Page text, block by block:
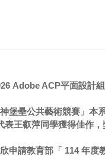
Adobe ACP平面設計
堡壘公共藝術競賽」本
表王叡萍同學獲得佳作，
申請教育部「 114 年